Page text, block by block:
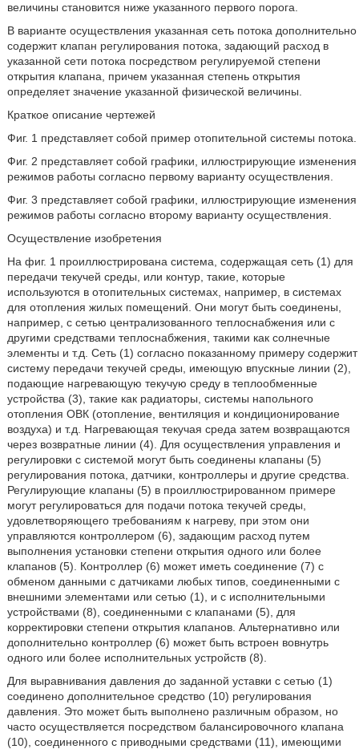
величины становится ниже указанного первого порога.
В варианте осуществления указанная сеть потока дополнительно
содержит клапан регулирования потока, задающий расход в
указанной сети потока посредством регулируемой степени
открытия клапана, причем указанная степень открытия
определяет значение указанной физической величины.
Краткое описание чертежей
Фиг. 1 представляет собой пример отопительной системы потока.
Фиг. 2 представляет собой графики, иллюстрирующие изменения
режимов работы согласно первому варианту осуществления.
Фиг. 3 представляет собой графики, иллюстрирующие изменения
режимов работы согласно второму варианту осуществления.
Осуществление изобретения
На фиг. 1 проиллюстрирована система, содержащая сеть (1) для
передачи текучей среды, или контур, такие, которые
используются в отопительных системах, например, в системах
для отопления жилых помещений. Они могут быть соединены,
например, с сетью централизованного теплоснабжения или с
другими средствами теплоснабжения, такими как солнечные
элементы и т.д. Сеть (1) согласно показанному примеру содержит
систему передачи текучей среды, имеющую впускные линии (2),
подающие нагревающую текучую среду в теплообменные
устройства (3), такие как радиаторы, системы напольного
отопления ОВК (отопление, вентиляция и кондиционирование
воздуха) и т.д. Нагревающая текучая среда затем возвращаются
через возвратные линии (4). Для осуществления управления и
регулировки с системой могут быть соединены клапаны (5)
регулирования потока, датчики, контроллеры и другие средства.
Регулирующие клапаны (5) в проиллюстрированном примере
могут регулироваться для подачи потока текучей среды,
удовлетворяющего требованиям к нагреву, при этом они
управляются контроллером (6), задающим расход путем
выполнения установки степени открытия одного или более
клапанов (5). Контроллер (6) может иметь соединение (7) с
обменом данными с датчиками любых типов, соединенными с
внешними элементами или сетью (1), и с исполнительными
устройствами (8), соединенными с клапанами (5), для
корректировки степени открытия клапанов. Альтернативно или
дополнительно контроллер (6) может быть встроен вовнутрь
одного или более исполнительных устройств (8).
Для выравнивания давления до заданной уставки с сетью (1)
соединено дополнительное средство (10) регулирования
давления. Это может быть выполнено различным образом, но
часто осуществляется посредством балансировочного клапана
(10), соединенного с приводными средствами (11), имеющими